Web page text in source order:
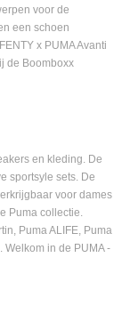
voor de
een schoen
x PUMA Avanti
de Boomboxx
en kleding. De
sportsyle sets. De
voor dames
Puma collectie.
Puma ALIFE, Puma
in de PUMA -